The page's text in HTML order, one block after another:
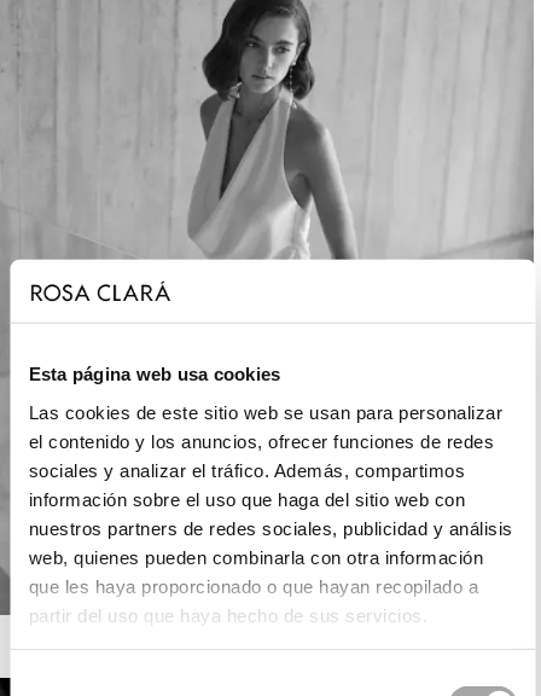
Esta página web usa cookies
Las cookies de este sitio web se usan para personalizar
el contenido y los anuncios, ofrecer funciones de redes
sociales y analizar el tráfico. Además, compartimos
información sobre el uso que haga del sitio web con
nuestros partners de redes sociales, publicidad y análisis
web, quienes pueden combinarla con otra información
que les haya proporcionado o que hayan recopilado a
partir del uso que haya hecho de sus servicios.
Selección